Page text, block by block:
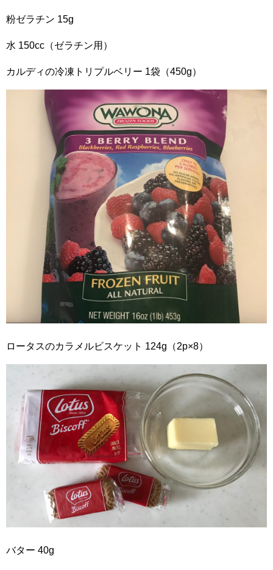
粉ゼラチン 15g
水 150cc（ゼラチン用）
カルディの冷凍トリプルベリー 1袋（450g）
ロータスのカラメルビスケット 124g（2p×8）
バター 40g